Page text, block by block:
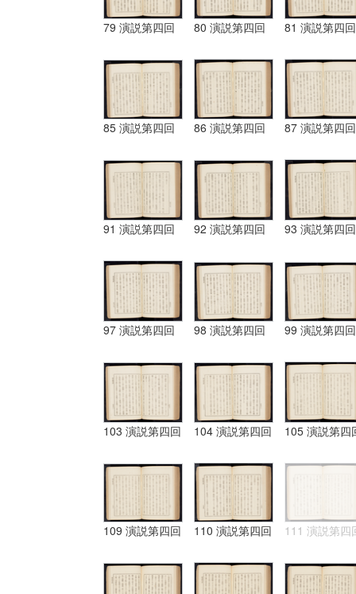
79 演説第四回 80 演説第四回 81 演説第四回
85 演説第四回 86 演説第四回 87 演説第四回
91 演説第四回 92 演説第四回 93 演説第四回
97 演説第四回 98 演説第四回 99 演説第四回
103 演説第四回 104 演説第四回 105 演説第四
109 演説第四回 110 演説第四回 111 演説第四